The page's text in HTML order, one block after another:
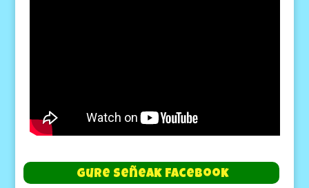
Gure Señeak Facebook